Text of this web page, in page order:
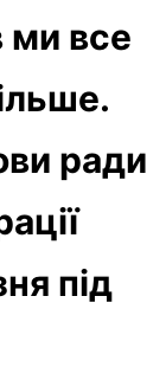
ми все
ради
під